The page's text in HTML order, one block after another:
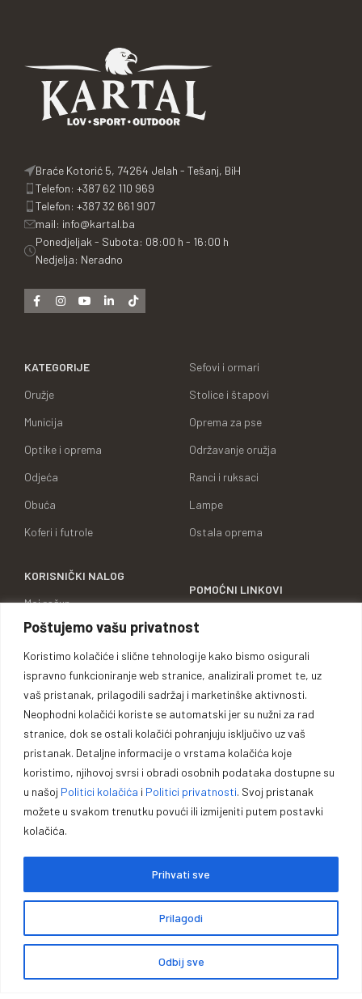
Poštujemo vašu privatnost
Koristimo kolačiće i slične tehnologije kako bismo osigurali
ispravno funkcioniranje web stranice, analizirali promet te, uz
vaš pristanak, prilagodili sadržaj i marketinške aktivnosti.
Neophodni kolačići koriste se automatski jer su nužni za rad
stranice, dok se ostali kolačići pohranjuju isključivo uz vaš
pristanak. Detaljne informacije o vrstama kolačića koje
koristimo, njihovoj svrsi i obradi osobnih podataka dostupne su
u našoj Politici kolačića i Politici privatnosti. Svoj pristanak
možete u svakom trenutku povući ili izmijeniti putem postavki
kolačića.
Prilagodi
Odbij sve
Prihvati sve
Braće Kotorić 5, 74264 Jelah - Tešanj, BiH
Telefon: +387 62 110 969
Telefon: +387 32 661 907
mail: info@kartal.ba
Ponedjeljak - Subota: 08:00 h - 16:00 h
Nedjelja: Neradno
KATEGORIJE
Oružje
Municija
Optike i oprema
Odjeća
Obuća
Koferi i futrole
Sefovi i ormari
Stolice i štapovi
Oprema za pse
Održavanje oružja
Ranci i ruksaci
Lampe
Ostala oprema
KORISNIČKI NALOG
Moj račun
Moje narudžbe
Lista želja
Uporedi proizvode
Adrese za dostavu
Detalji računa
POMOĆNI LINKOVI
KARIJERA
BRENDOVI
ID BROJ
Oprema za lovce, sportiste,
profesionalce i entuzijaste.
Vrhunska opremu za lovce, sportiste, profesionalce i entuzijaste. U
našoj ponudi pronaći ćete pouzdano oružje, municiju i prateću
opremu za lov, sport outdoor aktivnosti.